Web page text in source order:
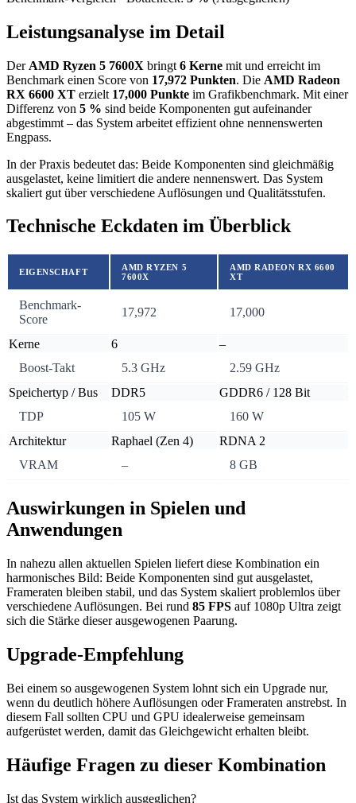
Leistungsanalyse im Detail
Der AMD Ryzen 5 7600X bringt 6 Kerne mit und erreicht im
Benchmark einen Score von 17,972 Punkten. Die AMD Radeon
RX 6600 XT erzielt 17,000 Punkte im Grafikbenchmark. Mit einer
Differenz von 5 % sind beide Komponenten gut aufeinander
abgestimmt – das System arbeitet effizient ohne nennenswerten
Engpass.
In der Praxis bedeutet das: Beide Komponenten sind gleichmäßig
ausgelastet, keine limitiert die andere nennenswert. Das System
skaliert gut über verschiedene Auflösungen und Qualitätsstufen.
Technische Eckdaten im Überblick
EIGENSCHAFT
AMD RYZEN 5
7600X
AMD RADEON RX 6600
XT
Benchmark-
Score
17,972 17,000
Kerne 6
–
Boost-Takt
5.3 GHz
2.59 GHz
Speichertyp / Bus
DDR5
GDDR6 / 128 Bit
TDP
105 W
160 W
Architektur
Raphael (Zen 4)
RDNA 2
VRAM
– 8 GB
Auswirkungen in Spielen und
Anwendungen
In nahezu allen aktuellen Spielen liefert diese Kombination ein
harmonisches Bild: Beide Komponenten sind gut ausgelastet,
Frameraten bleiben stabil, und das System skaliert problemlos über
verschiedene Auflösungen. Bei rund 85 FPS auf 1080p Ultra zeigt
sich die Stärke dieser ausgewogenen Paarung.
Upgrade-Empfehlung
Bei einem so ausgewogenen System lohnt sich ein Upgrade nur,
wenn du deutlich höhere Auflösungen oder Frameraten anstrebst. In
diesem Fall sollten CPU und GPU idealerweise gemeinsam
aufgerüstet werden, damit das Gleichgewicht erhalten bleibt.
Häufige Fragen zu dieser Kombination
Ist das System wirklich ausgeglichen?